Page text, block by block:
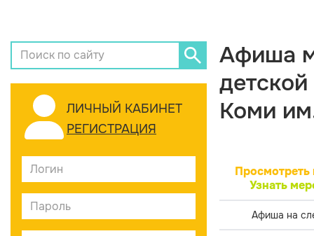
ЛИЧНЫЙ КАБИНЕТ
РЕГИСТРАЦИЯ
Афиша
Коми
Просмотреть
Узнать
Афиша на